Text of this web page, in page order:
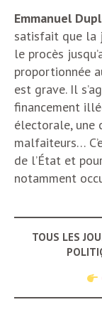
Emmanuel
satisfait que la
le procès
proportionnée
est grave. Il
financement
électorale, une
malfaiteurs…
de l’État et
notamment
TOUS LES